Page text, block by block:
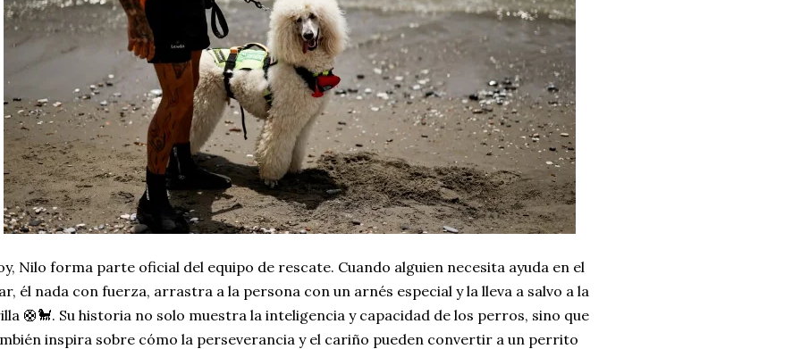
Nilo forma parte oficial del equipo de rescate. Cuando alguien necesita ayuda en el
él nada con fuerza, arrastra a la persona con un arnés especial y la lleva a salvo a la
🛟🐩. Su historia no solo muestra la inteligencia y capacidad de los perros, sino que
inspira sobre cómo la perseverancia y el cariño pueden convertir a un perrito